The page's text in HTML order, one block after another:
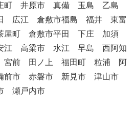
庄町 井原市 真備 玉島 乙島
広江 倉敷市福島 福井 東富
町 倉敷市平田 下庄 加須
江 高梁市 水江 早島 西阿知
宮前 田ノ上 福田町 粒浦 阿
市 赤磐市 新見市 津山市
瀬戸内市